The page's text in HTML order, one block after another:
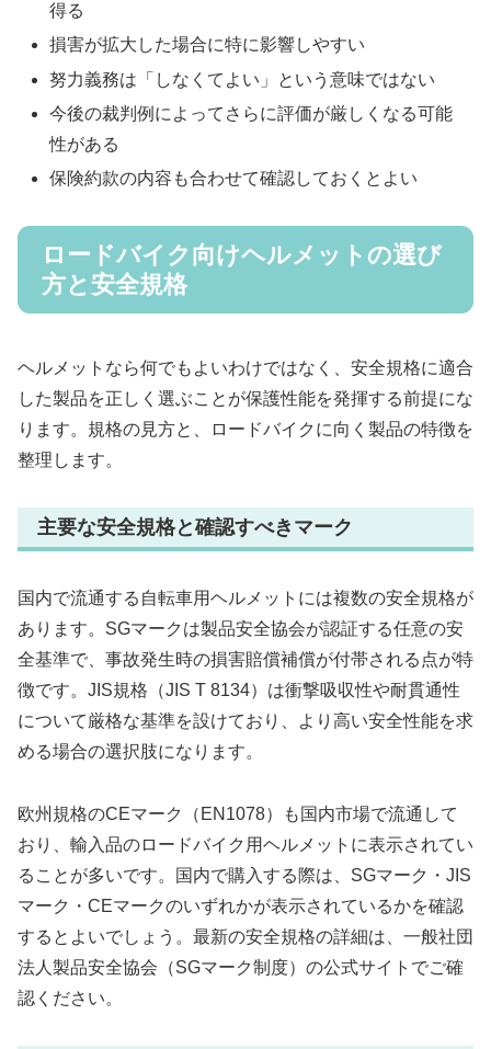
得る
損害が拡大した場合に特に影響しやすい
努力義務は「しなくてよい」という意味ではない
今後の裁判例によってさらに評価が厳しくなる可能
性がある
保険約款の内容も合わせて確認しておくとよい
ロードバイク向けヘルメットの選び
方と安全規格
ヘルメットなら何でもよいわけではなく、安全規格に適合
した製品を正しく選ぶことが保護性能を発揮する前提にな
ります。規格の見方と、ロードバイクに向く製品の特徴を
整理します。
主要な安全規格と確認すべきマーク
国内で流通する自転車用ヘルメットには複数の安全規格が
あります。SGマークは製品安全協会が認証する任意の安
全基準で、事故発生時の損害賠償補償が付帯される点が特
徴です。JIS規格（JIS T 8134）は衝撃吸収性や耐貫通性
について厳格な基準を設けており、より高い安全性能を求
める場合の選択肢になります。
欧州規格のCEマーク（EN1078）も国内市場で流通して
おり、輸入品のロードバイク用ヘルメットに表示されてい
ることが多いです。国内で購入する際は、SGマーク・JIS
マーク・CEマークのいずれかが表示されているかを確認
するとよいでしょう。最新の安全規格の詳細は、一般社団
法人製品安全協会（SGマーク制度）の公式サイトでご確
認ください。